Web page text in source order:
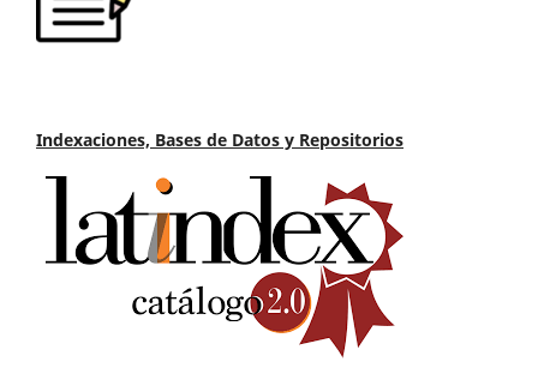
Indexaciones, Bases de Datos y Repositorios